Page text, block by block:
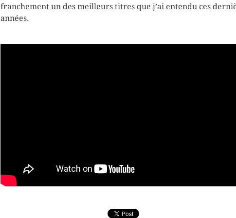
franchement un des meilleurs titres que j’ai entendu ces
années.